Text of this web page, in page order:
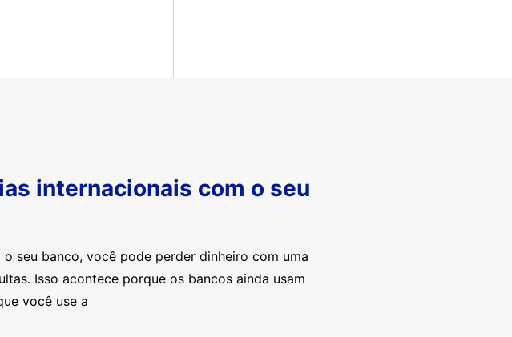
internacionais com o seu
seu banco, você pode perder dinheiro com uma
Isso acontece porque os bancos ainda usam
você use a